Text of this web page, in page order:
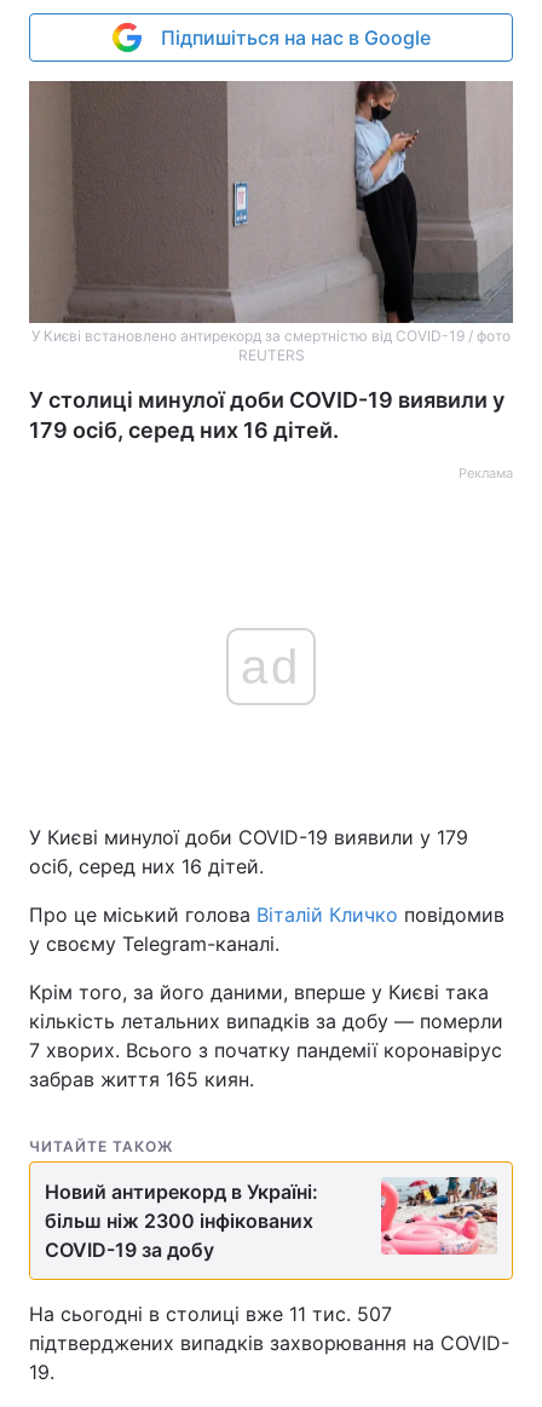
Підпишіться на нас в Google
У Києві встановлено антирекорд за смертністю від COVID-19 / фото
REUTERS
У столиці минулої доби COVID-19 виявили у
179 осіб, серед них 16 дітей.
Реклама
ad
У Києві минулої доби COVID-19 виявили у 179
осіб, серед них 16 дітей.
Про це міський голова Віталій Кличко повідомив
у своєму Telegram-каналі.
Крім того, за його даними, вперше у Києві така
кількість летальних випадків за добу — померли
7 хворих. Всього з початку пандемії коронавірус
забрав життя 165 киян.
ЧИТАЙТЕ ТАКОЖ
Новий антирекорд в Україні:
більш ніж 2300 інфікованих
COVID-19 за добу
На сьогодні в столиці вже 11 тис. 507
підтверджених випадків захворювання на COVID-
19.